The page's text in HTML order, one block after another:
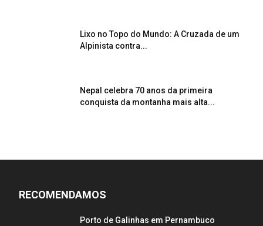
Lixo no Topo do Mundo: A Cruzada de um
Alpinista contra...
Nepal celebra 70 anos da primeira
conquista da montanha mais alta...
RECOMENDAMOS
Porto de Galinhas em Pernambuco